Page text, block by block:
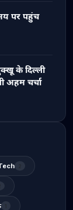
पर पहुंच
के दिल्ली
अहम चर्चा